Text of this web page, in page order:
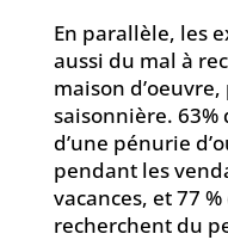
En parallèle, les
aussi du mal à
maison
saisonnière.
d’une pénurie
pendant les
vacances, et 77
recherchent du